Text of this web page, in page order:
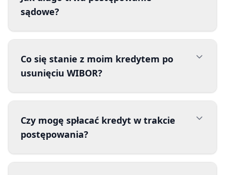
sądowe?
Co się stanie z moim kredytem po
usunięciu WIBOR?
Czy mogę spłacać kredyt w trakcie
postępowania?